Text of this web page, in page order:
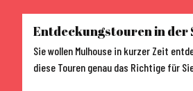
Kommen und Parken
Wohnen in Mulhouse
Entdeckungstouren in der
Sie wollen Mulhouse in kurzer Zeit
diese Touren genau das Richtige für